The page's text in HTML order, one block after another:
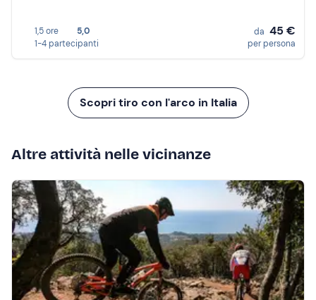
1,5 ore
5,0
1-4 partecipanti
da 45 €
per persona
Scopri tiro con l'arco in Italia
Altre attività nelle vicinanze